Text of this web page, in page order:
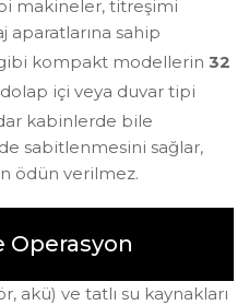
makineler, titreşimi
sahip
gibi kompakt modellerin 32
içi veya duvar tipi
kabinlerde bile
sabitlenmesini sağlar,
ödün verilmez.
Operasyon
akü) ve tatlı su kaynakları